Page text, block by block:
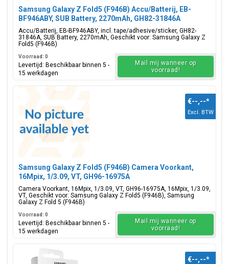
Samsung Galaxy Z Fold5 (F946B) Accu/Batterij, EB-
BF946ABY, SUB Battery, 2270mAh, GH82-31846A
Accu/Batterij, EB-BF946ABY, incl. tape/adhesive/sticker, GH82-
31846A, SUB Battery, 2270mAh, Geschikt voor: Samsung Galaxy Z
Fold5 (F946B)
Voorraad: 0
Levertijd: Beschikbaar binnen 5 -
15 werkdagen
Mail mij wanneer op
voorraad!
Samsung Galaxy Z Fold5 (F946B) Camera Voorkant,
16Mpix, 1/3.09, VT, GH96-16975A
Camera Voorkant, 16Mpix, 1/3.09, VT, GH96-16975A, 16Mpix, 1/3.09,
VT, Geschikt voor: Samsung Galaxy Z Fold5 (F946B), Samsung
Galaxy Z Fold 5 (F946B)
€--,--*
Excl. BTW
Voorraad: 0
Levertijd: Beschikbaar binnen 5 -
15 werkdagen
Mail mij wanneer op
voorraad!
€--,--*